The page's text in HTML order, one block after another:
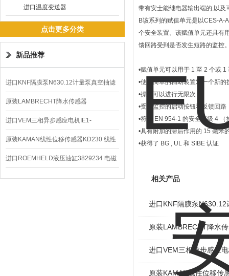
进口温度变送器
点击更多分类
新品推荐
进口KNF隔膜泵N630.12计量泵真空抽滤
泵价格
原装LAMBRECHT降水传感器
00.14575.20气象仪
进口VEM三相异步感应电机IE1-
K21R80G4马达
原装KAMAN线性位移传感器KD230 线性
编码器
进口ROEMHELD液压油缸3829234 电磁
阀定位器
带有安士能继电器输出端的,以及
B该系列的赋值单元是以CES-A-
个安全装置。该赋值单元还具有
馈回路受到是否发生短路的监控
•赋值单元可以用于 1 至 2 个或 1
•使用简单的辅助装置对一个新的
•操作可以进行无限次
•受到监控的启动按钮和反馈回路
•符合 EN 954-1 的安全等级 4 （
•具有附加的滞后作用的 15 毫米
•获得了 BG , UL 和 SIBE 认证
相关产品
进口KNF隔膜泵
原装LAMBRECHT降水
进口VEM三相异步感应
原装KAMAN线性位移传